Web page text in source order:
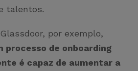
talentos.
por exemplo,
processo de onboarding
é capaz de aumentar a